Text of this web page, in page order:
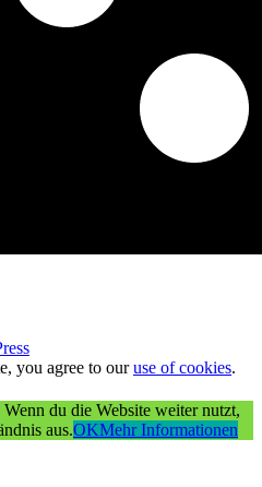
you agree to ouruse of cookies.
du die Website weiter nutzt,
aus.OKMehr Informationen